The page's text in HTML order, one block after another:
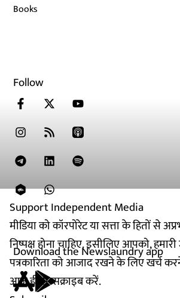
Support Independent Media
मीडिया को कॉरपोरेट या सत्ता के हितों से
निष्पक्ष होना चाहिए. इसीलिए आपको,
पत्रकारिता को आजाद रखने के लिए खर्च
आज ही सब्सक्राइब करें.
Books
Follow
Download the Newslaundry app